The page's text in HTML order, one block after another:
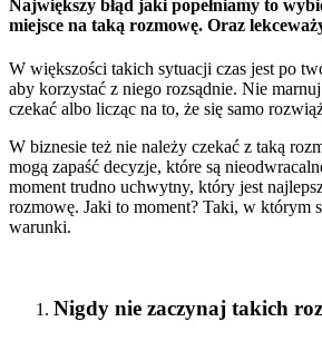
Największy błąd jaki popełniamy to
miejsce na taką rozmowę. Oraz
W większości takich sytuacji czas jest po
aby korzystać z niego rozsądnie. Nie
czekać albo licząc na to, że się samo
W biznesie też nie należy czekać z taką
mogą zapaść decyzje, które są
moment trudno uchwytny, który jest
rozmowę. Jaki to moment? Taki, w którym
warunki.
Nigdy nie zaczynaj takich